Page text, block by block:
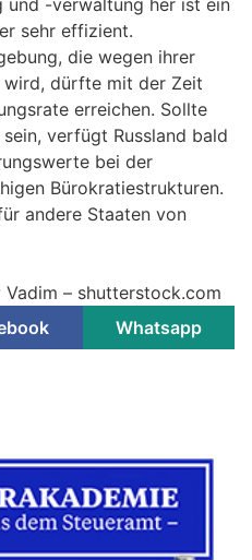
sehr effizient.
die wegen ihrer
dürfte mit der Zeit
erreichen. Sollte
verfügt Russland bald
bei der
Bürokratiestrukturen.
andere Staaten von
– shutterstock.com
Whatsapp